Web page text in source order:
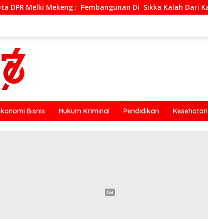
Di Sikka Kalah Dari Kabupaten Ende, Jangan
Bisnis Hukum Kriminal Pendidikan Kesehatan